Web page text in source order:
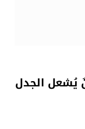
يُشعل الجدل